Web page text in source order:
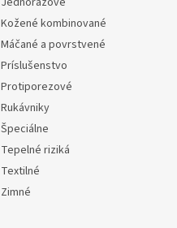
Kožené kombinované
Máčané a povrstvené
Príslušenstvo
Protiporezové
Rukávniky
Špeciálne
Tepelné riziká
Textilné
Zimné